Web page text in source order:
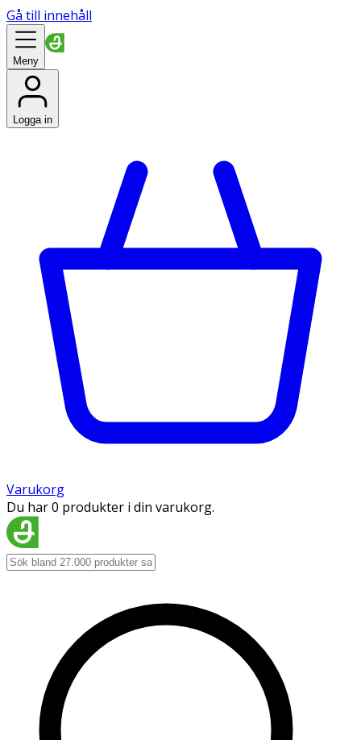
Gå till innehåll
Meny
Logga in
Varukorg
Du har 0 produkter i din varukorg.